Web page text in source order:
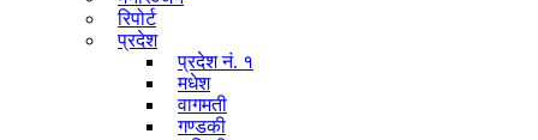
रिपोर्ट
प्रदेश
प्रदेश नं. १
मधेश
वागमती
गण्डकी